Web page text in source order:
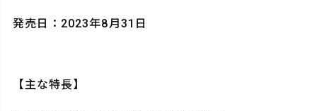
発売日：2023年8月31日
【主な特長】